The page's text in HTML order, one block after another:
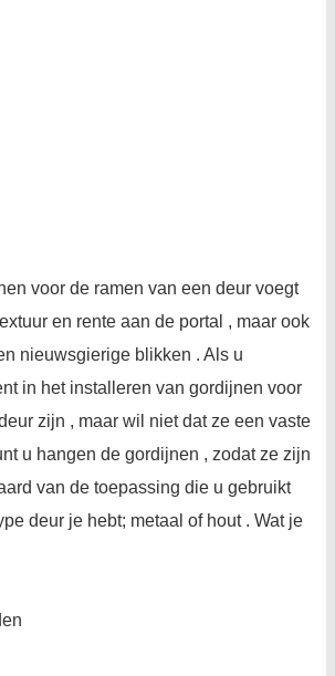
voor de ramen van een deur voegt
en rente aan de portal , maar ook
nieuwsgierige blikken . Als u
in het installeren van gordijnen voor
zijn , maar wil niet dat ze een vaste
u hangen de gordijnen , zodat ze zijn
van de toepassing die u gebruikt
deur je hebt; metaal of hout . Wat je